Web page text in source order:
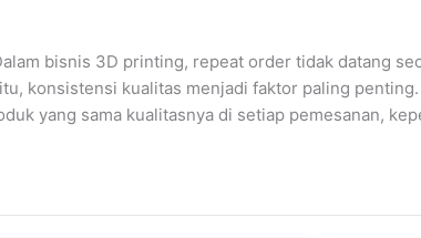
bisnis 3D printing, repeat order tidak datang
konsistensi kualitas menjadi faktor paling
yang sama kualitasnya di setiap pemesanan,